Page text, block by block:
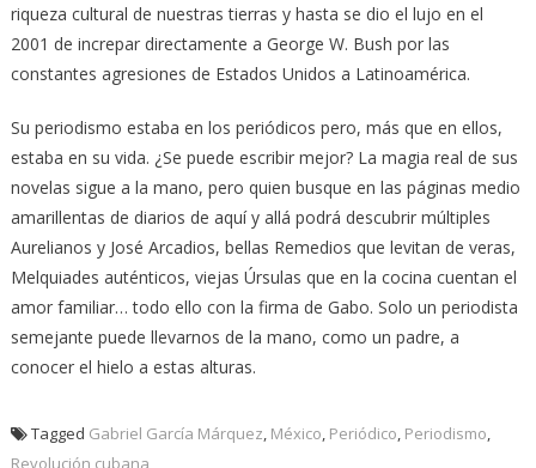
riqueza cultural de nuestras tierras y hasta se dio el lujo en el
2001 de increpar directamente a George W. Bush por las
constantes agresiones de Estados Unidos a Latinoamérica.
Su periodismo estaba en los periódicos pero, más que en ellos,
estaba en su vida. ¿Se puede escribir mejor? La magia real de sus
novelas sigue a la mano, pero quien busque en las páginas medio
amarillentas de diarios de aquí y allá podrá descubrir múltiples
Aurelianos y José Arcadios, bellas Remedios que levitan de veras,
Melquiades auténticos, viejas Úrsulas que en la cocina cuentan el
amor familiar… todo ello con la firma de Gabo. Solo un periodista
semejante puede llevarnos de la mano, como un padre, a
conocer el hielo a estas alturas.
Tagged Gabriel García Márquez México Periódico Periodismo
Revolución cubana